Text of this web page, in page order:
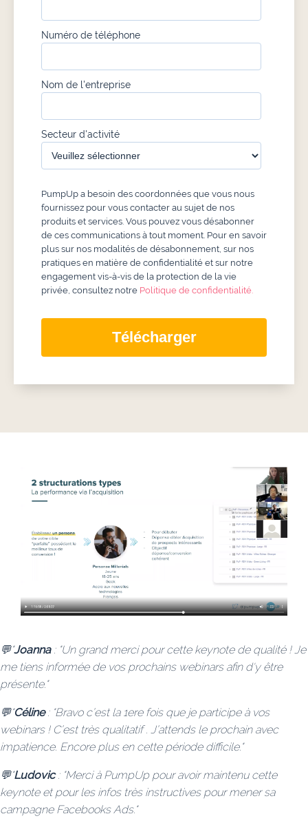
Numéro de téléphone
Nom de l'entreprise
Secteur d'activité
PumpUp a besoin des coordonnées que vous nous
fournissez pour vous contacter au sujet de nos
produits et services. Vous pouvez vous désabonner
de ces communications à tout moment. Pour en savoir
plus sur nos modalités de désabonnement, sur nos
pratiques en matière de confidentialité et sur notre
engagement vis-à-vis de la protection de la vie
privée, consultez notre Politique de confidentialité.
💬"Joanna: "Un grand merci pour cette keynote de qualité ! Je
me tiens informée de vos prochains webinars afin d'y être
présente."
💬"Céline: "Bravo c’est la 1ere fois que je participe à vos
webinars ! C’est très qualitatif . J’attends le prochain avec
impatience. Encore plus en cette période difficile."
💬"Ludovic: "Merci à PumpUp pour avoir maintenu cette
keynote et pour les infos très instructives pour mener sa
campagne Facebooks Ads."